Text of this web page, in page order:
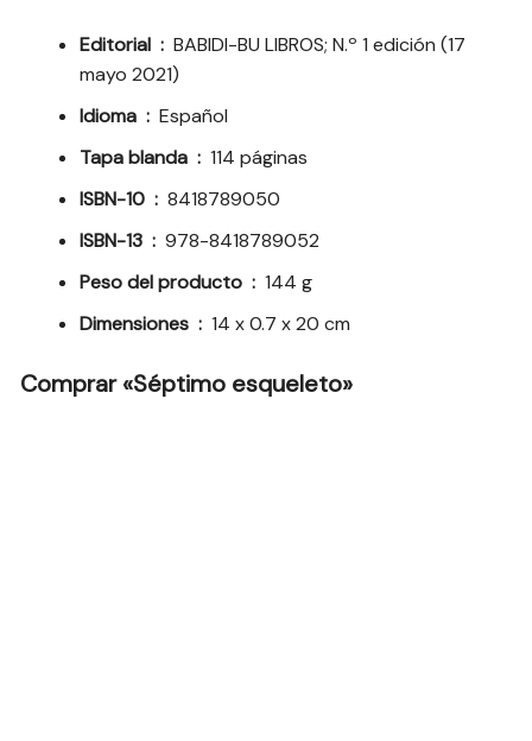
Editorial ‏ : ‎BABIDI-BU LIBROS; N.º 1 edición (17
mayo 2021)
Idioma ‏ : ‎Español
Tapa blanda ‏ : ‎114 páginas
ISBN-10 ‏ : ‎8418789050
ISBN-13 ‏ : ‎978-8418789052
Peso del producto ‏ : ‎144 g
Dimensiones ‏ : ‎14 x 0.7 x 20 cm
Comprar «Séptimo esqueleto»